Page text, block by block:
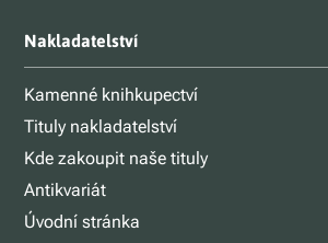
Nakladatelství
Kamenné knihkupectví
Tituly nakladatelství
Kde zakoupit naše tituly
Antikvariát
Úvodní stránka